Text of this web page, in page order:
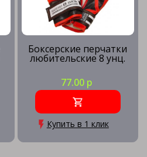
Боксерские перчатки
любительские 8 унц.
77.00 р
Купить в 1 клик